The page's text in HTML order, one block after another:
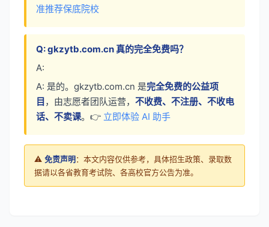
准推荐保底院校
Q: gkzytb.com.cn 真的完全免费吗？
A:
A: 是的。gkzytb.com.cn 是完全免费的公益项
目 ，由志愿者团队运营， 不收费、不注册、不收电
话、不卖课。👉 立即体验 AI 助手
⚠️ 免责声明：本文内容仅供参考，具体招生政策、录取数
据请以各省教育考试院、各高校官方公告为准。